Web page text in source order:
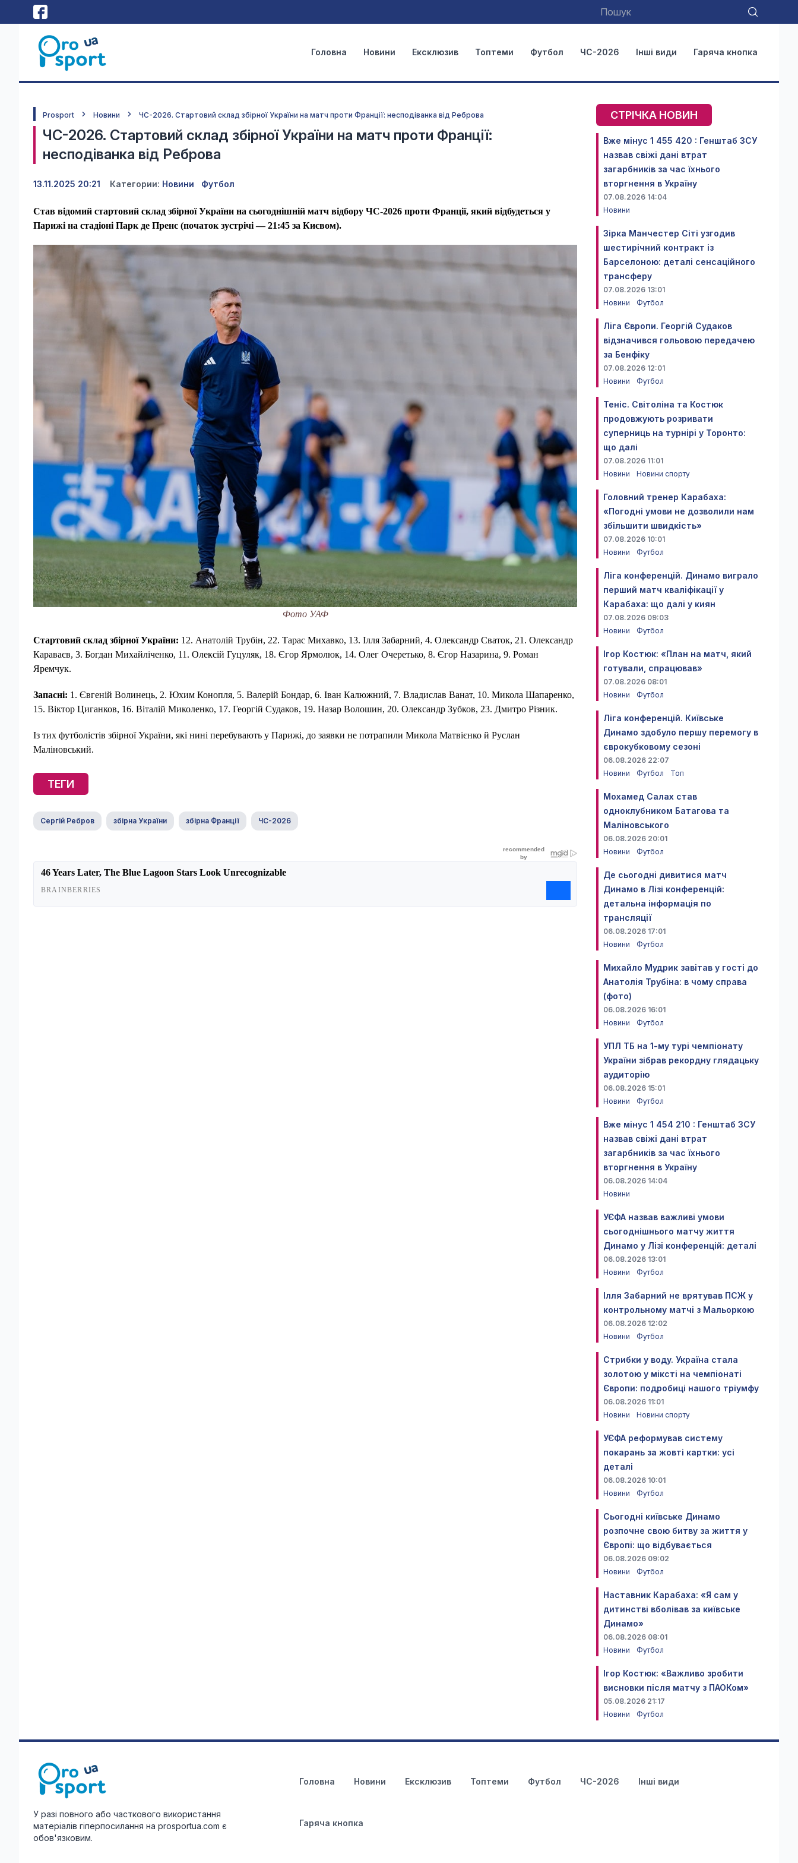
Головна Новини Ексклюзив Топтеми Футбол ЧС-2026 Інші види Гаряча кнопка
Prosport Новини ЧС-2026. Стартовий склад збірної України на матч проти Франції: несподіванка від Реброва
ЧС-2026. Стартовий склад збірної України на матч проти Франції:
несподіванка від Реброва
13.11.2025 20:21 Категории: Новини Футбол
Став відомий стартовий склад збірної України на сьогоднішній матч відбору ЧС-2026 проти Франції, який відбудеться у
Парижі на стадіоні Парк де Пренс (початок зустрічі — 21:45 за Києвом).
Фото УАФ
Стартовий склад збірної України: 12. Анатолій Трубін, 22. Тарас Михавко, 13. Ілля Забарний, 4. Олександр Сваток, 21. Олександр
Караваєв, 3. Богдан Михайліченко, 11. Олексій Гуцуляк, 18. Єгор Ярмолюк, 14. Олег Очеретько, 8. Єгор Назарина, 9. Роман
Яремчук.
Запасні: 1. Євгеній Волинець, 2. Юхим Конопля, 5. Валерій Бондар, 6. Іван Калюжний, 7. Владислав Ванат, 10. Микола Шапаренко,
15. Віктор Циганков, 16. Віталій Миколенко, 17. Георгій Судаков, 19. Назар Волошин, 20. Олександр Зубков, 23. Дмитро Різник.
Із тих футболістів збірної України, які нині перебувають у Парижі, до заявки не потрапили Микола Матвієнко й Руслан
Маліновський.
ТЕГИ
Сергій Ребров збірна України збірна Франції ЧС-2026
СТРІЧКА НОВИН
Вже мінус 1 455 420 : Генштаб ЗСУ
назвав свіжі дані втрат
загарбників за час їхнього
вторгнення в Україну
07.08.2026 14:04
Новини
Зірка Манчестер Сіті узгодив
шестирічний контракт із
Барселоною: деталі сенсаційного
трансферу
07.08.2026 13:01
Новини
Футбол
Ліга Європи. Георгій Судаков
відзначився гольовою передачею
за Бенфіку
07.08.2026 12:01
Новини
Футбол
Теніс. Світоліна та Костюк
продовжують розривати
суперниць на турнірі у Торонто:
що далі
07.08.2026 11:01
Новини
Новини спорту
Головний тренер Карабаха:
«Погодні умови не дозволили нам
збільшити швидкість»
07.08.2026 10:01
Новини
Футбол
Ліга конференцій. Динамо виграло
перший матч кваліфікації у
Карабаха: що далі у киян
07.08.2026 09:03
Новини
Футбол
Ігор Костюк: «План на матч, який
готували, спрацював»
07.08.2026 08:01
Новини
Футбол
Ліга конференцій. Київське
Динамо здобуло першу перемогу в
єврокубковому сезоні
06.08.2026 22:07
Новини
Футбол Топ
Мохамед Салах став
одноклубником Батагова та
Маліновського
06.08.2026 20:01
Новини
Футбол
Де сьогодні дивитися матч
Динамо в Лізі конференцій:
детальна інформація по
трансляції
06.08.2026 17:01
Новини
Футбол
Михайло Мудрик завітав у гості до
Анатолія Трубіна: в чому справа
(фото)
06.08.2026 16:01
Новини
Футбол
УПЛ ТБ на 1-му турі чемпіонату
України зібрав рекордну глядацьку
аудиторію
06.08.2026 15:01
Новини
Футбол
Вже мінус 1 454 210 : Генштаб ЗСУ
назвав свіжі дані втрат
загарбників за час їхнього
вторгнення в Україну
06.08.2026 14:04
Новини
УЄФА назвав важливі умови
сьогоднішнього матчу життя
Динамо у Лізі конференцій: деталі
06.08.2026 13:01
Новини
Футбол
Ілля Забарний не врятував ПСЖ у
контрольному матчі з Мальоркою
06.08.2026 12:02
Новини
Футбол
Стрибки у воду. Україна стала
золотою у міксті на чемпіонаті
Європи: подробиці нашого тріумфу
06.08.2026 11:01
Новини
Новини спорту
УЄФА реформував систему
покарань за жовті картки: усі
деталі
06.08.2026 10:01
Новини
Футбол
Сьогодні київське Динамо
розпочне свою битву за життя у
Європі: що відбувається
06.08.2026 09:02
Новини
Футбол
Наставник Карабаха: «Я сам у
дитинстві вболівав за київське
Динамо»
06.08.2026 08:01
Новини
Футбол
Ігор Костюк: «Важливо зробити
висновки після матчу з ПАОКом»
05.08.2026 21:17
Новини
Футбол
У разі повного або часткового використання
матеріалів гіперпосилання на prosportua.com є
обов'язковим.
Головна Новини Ексклюзив Топтеми Футбол ЧС-2026 Інші види
Гаряча кнопка